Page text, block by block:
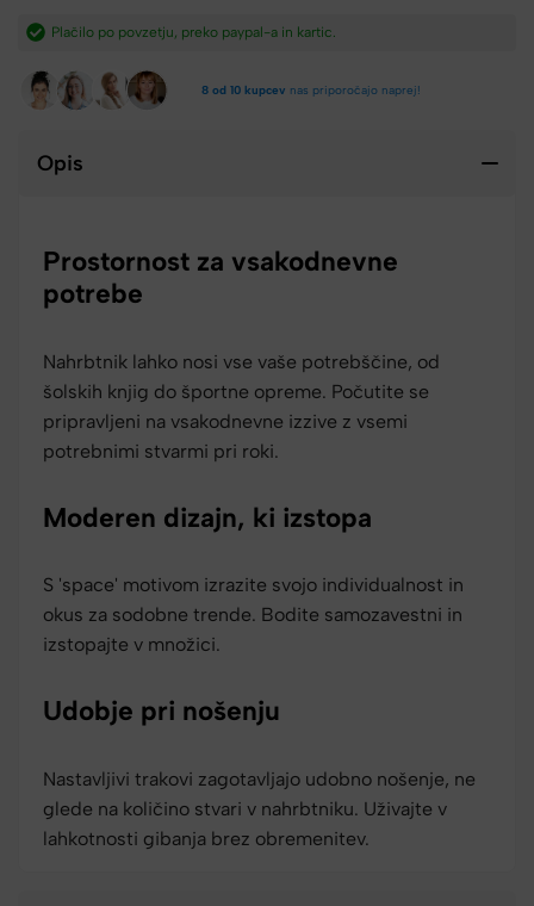
Hitra dostava iz Slovenije v 2-4 dneh.​
8 od 10 kupcev nas priporočajo naprej!
Opis
Prostornost za vsakodnevne
potrebe
Nahrbtnik lahko nosi vse vaše potrebščine, od
šolskih knjig do športne opreme. Počutite se
pripravljeni na vsakodnevne izzive z vsemi
potrebnimi stvarmi pri roki.
Moderen dizajn, ki izstopa
S 'space' motivom izrazite svojo individualnost in
okus za sodobne trende. Bodite samozavestni in
izstopajte v množici.
Udobje pri nošenju
Nastavljivi trakovi zagotavljajo udobno nošenje, ne
glede na količino stvari v nahrbtniku. Uživajte v
lahkotnosti gibanja brez obremenitev.